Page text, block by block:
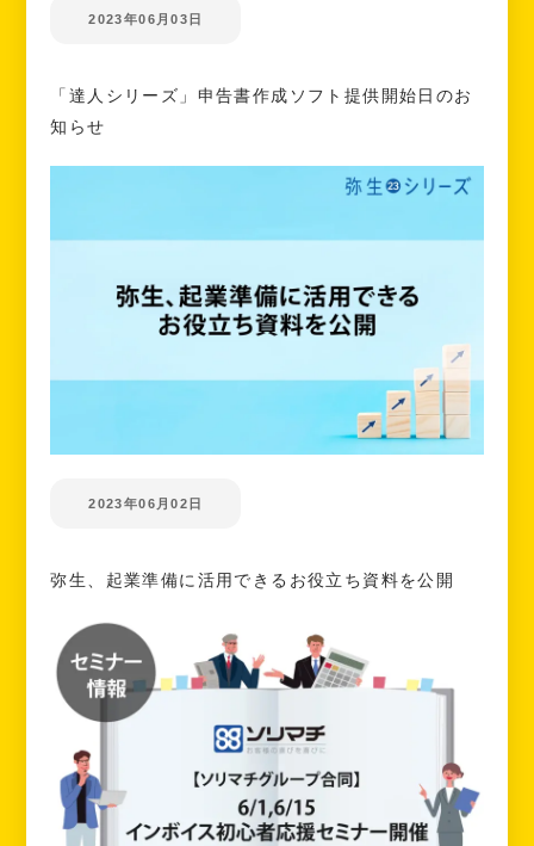
2023年06月03日
「達人シリーズ」申告書作成ソフト提供開始日のお
知らせ
2023年06月02日
弥生、起業準備に活用できるお役立ち資料を公開